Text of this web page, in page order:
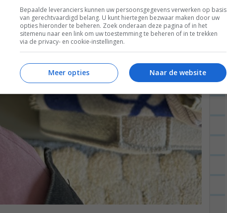
Bepaalde leveranciers kunnen uw persoonsgegevens verwerken op basis
van gerechtvaardigd belang. U kunt hiertegen bezwaar maken door uw
opties hieronder te beheren. Zoek onderaan deze pagina of in het
sitemenu naar een link om uw toestemming te beheren of in te trekken
via de privacy- en cookie-instellingen.
Naar de website
Meer opties